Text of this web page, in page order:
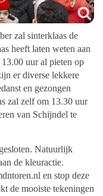
zal sinterklaas de
heeft laten weten aan
uur al pieten op
er diverse lekkere
en gezongen
zal zelf om 13.30 uur
van Schijndel te
Natuurlijk
de kleuractie.
en stop deze
de mooiste tekeningen